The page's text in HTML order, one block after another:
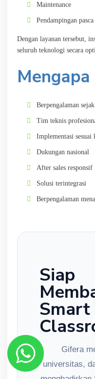
Maintenance
Pendampingan
Dengan layanan tersebut,
seluruh teknologi secara
Berpengalaman
Tim teknis
Implementasi sesuai
Dukungan nasional
After sales responsif
Solusi terintegrasi
Berpengalaman
Siap
Smart
Gifera
universitas,